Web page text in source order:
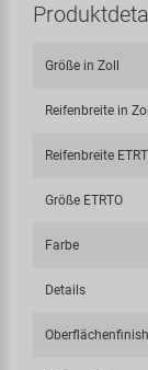
Größe in Zoll
Reifenbreite in Zoll
Reifenbreite
Größe ETRTO
Farbe
Details
Oberflächenfinish